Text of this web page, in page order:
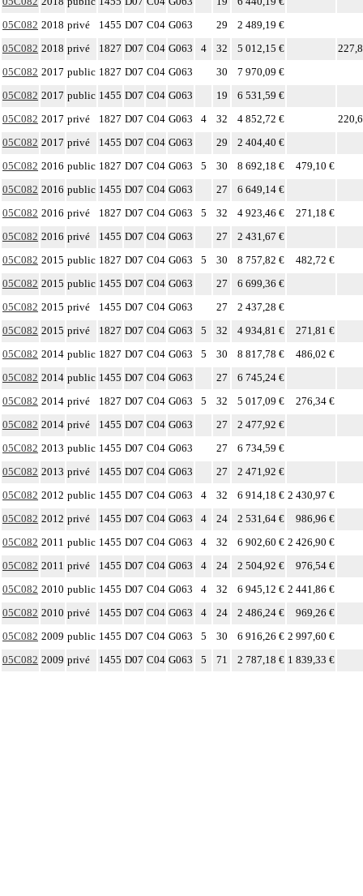
05C082 2018 privé 1455 D07 C04 G063 29
2 489,19 €
05C082 2018 privé 1827 D07 C04 G063 4 32 5 012,15 €
05C082 2017 public 1827 D07 C04 G063 30
7 970,09 €
05C082 2017 public 1455 D07 C04 G063 19
6 531,59 €
05C082 2017 privé 1827 D07 C04 G063 4 32 4 852,72 €
05C082 2017 privé 1455 D07 C04 G063 29
2 404,40 €
05C082 2016 public 1827 D07 C04 G063 5 30 8 692,18 €
479,10 €
05C082 2016 public 1455 D07 C04 G063 27
6 649,14 €
05C082 2016 privé 1827 D07 C04 G063 5 32 4 923,46 €
271,18 €
05C082 2016 privé 1455 D07 C04 G063 27
2 431,67 €
05C082 2015 public 1827 D07 C04 G063 5 30 8 757,82 €
482,72 €
05C082 2015 public 1455 D07 C04 G063 27
6 699,36 €
05C082 2015 privé 1455 D07 C04 G063 27
2 437,28 €
05C082 2015 privé 1827 D07 C04 G063 5 32 4 934,81 €
271,81 €
05C082 2014 public 1827 D07 C04 G063 5 30 8 817,78 €
486,02 €
05C082 2014 public 1455 D07 C04 G063 27
6 745,24 €
05C082 2014 privé 1827 D07 C04 G063 5 32 5 017,09 €
276,34 €
05C082 2014 privé 1455 D07 C04 G063 27
2 477,92 €
05C082 2013 public 1455 D07 C04 G063 27
6 734,59 €
05C082 2013 privé 1455 D07 C04 G063 27
2 471,92 €
05C082 2012 public 1455 D07 C04 G063 4 32 6 914,18 € 2 430,97 €
05C082 2012 privé 1455 D07 C04 G063 4 24 2 531,64 €
986,96 €
05C082 2011 public 1455 D07 C04 G063 4 32 6 902,60 € 2 426,90 €
05C082 2011 privé 1455 D07 C04 G063 4 24 2 504,92 €
976,54 €
05C082 2010 public 1455 D07 C04 G063 4 32 6 945,12 € 2 441,86 €
05C082 2010 privé 1455 D07 C04 G063 4 24 2 486,24 €
969,26 €
05C082 2009 public 1455 D07 C04 G063 5 30 6 916,26 € 2 997,60 €
05C082 2009 privé 1455 D07 C04 G063 5 71 2 787,18 € 1 839,33 €